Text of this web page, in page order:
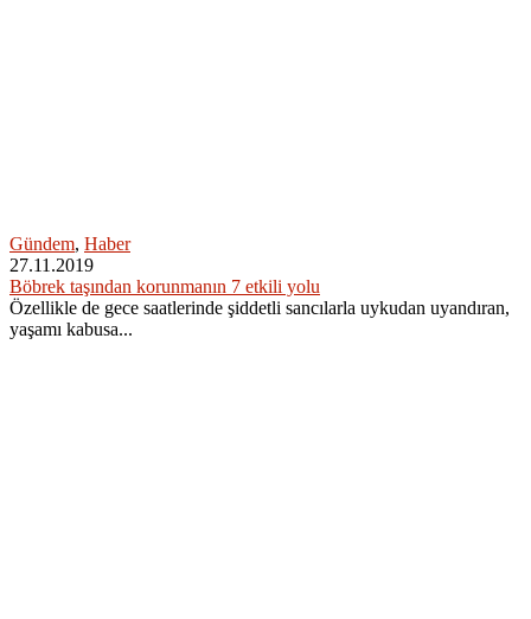
Gündem, Haber
27.11.2019
Böbrek taşından korunmanın 7 etkili yolu
Özellikle de gece saatlerinde şiddetli sancılarla uykudan uyandıran,
yaşamı kabusa...